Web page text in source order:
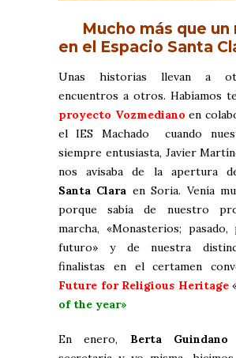
Mucho más que un
en el Espacio Santa
Unas historias llevan a
encuentros a otros. Habíamos
proyecto Vozmediano en
el IES Machado cuando
siempre entusiasta, Javier
nos avisaba de la apertura
Santa Clara en Soria. Venía
porque sabía de nuestro
marcha, «Monasterios;
futuro» y de nuestra
finalistas en el certamen
Future for Religious Heritage
of the year»
En enero, Berta Guindano